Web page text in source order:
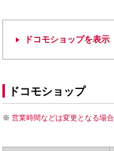
ドコモショップを表示
ドコモショップ
営業時間などは変更となる場